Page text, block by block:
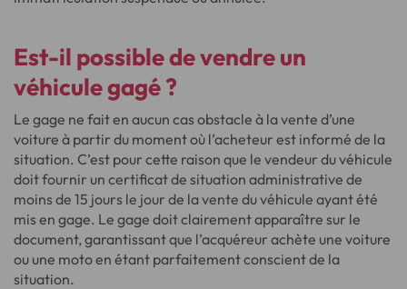
Est-il possible de vendre un
véhicule gagé ?
Le gage ne fait en aucun cas obstacle à la vente d’une
voiture à partir du moment où l’acheteur est informé de la
situation. C’est pour cette raison que le vendeur du véhicule
doit fournir un certificat de situation administrative de
moins de 15 jours le jour de la vente du véhicule ayant été
mis en gage. Le gage doit clairement apparaître sur le
document, garantissant que l’acquéreur achète une voiture
ou une moto en étant parfaitement conscient de la
situation.